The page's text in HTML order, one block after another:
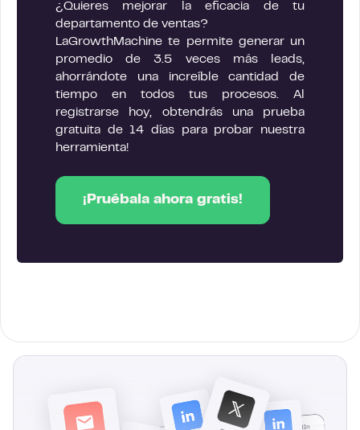
¿Quieres mejorar la eficacia de tu
departamento de ventas?
LaGrowthMachine te permite generar un
promedio de 3.5 veces más leads,
ahorrándote una increíble cantidad de
tiempo en todos tus procesos. Al
registrarse hoy, obtendrás una prueba
gratuita de 14 días para probar nuestra
herramienta!
¡Pruébala ahora gratis!